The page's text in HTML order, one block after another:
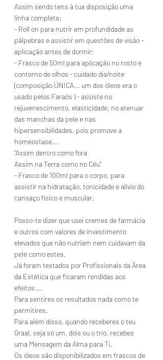
Assim sendo tens à tua disposição uma
linha completa:
- Roll on para nutrir em profundidade as
pálpebras e assistir em questões de visão -
aplicação antes de dormir;
- Frasco de 50ml para aplicação no rosto e
contorno de olhos - cuidado dia/noite
(composição ÚNICA... um dos óleos era o
usado pelos Faraós ) - assiste no
rejuvenescimento, elasticidade, no atenuar
das manchas da pele e nas
hipersensibilidades, pois promove a
homeostase...
"Assim dentro como fora
Assim na Terra como no Céu"
- Frasco de 100ml para o corpo, para
assistir na hidratação, tonicidade e alívio do
cansaço físico e muscular.
Posso-te dizer que usei cremes de farmácia
e outros com valores de investimento
elevados que não nutriam nem cuidavam da
pele como estes.
Já foram testados por Profissionais da Área
da Estética que ficaram rendidas aos
efeitos ...
Para sentires os resultados nada como te
permitires.
Para além disso, quando receberes o teu
Graal, seja só um, dois ou o trio, recebes
uma Mensagem da Alma para Ti.
Os óleos são disponibilizados em frascos de